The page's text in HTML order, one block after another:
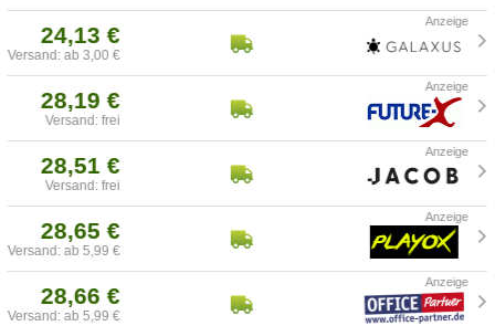
24,13 €
Versand: ab 3,00 €
28,19 €
Versand: frei
28,51 €
Versand: frei
28,65 €
Versand: ab 5,99 €
28,66 €
Versand: ab 5,99 €